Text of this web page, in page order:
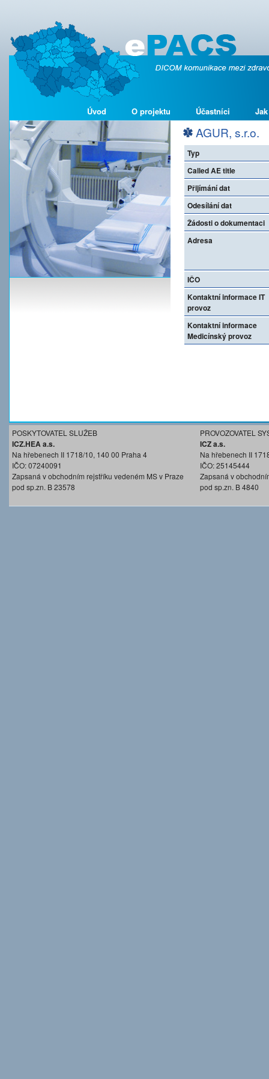
Úvod O projektu Účastníci
AGUR, s.r.o.
Typ
Called AE title
Přijímání dat
Odesílání dat
Žádosti o dokumentaci
Adresa
IČO
Kontaktní informace IT
provoz
Kontaktní informace
Medicínský provoz
POSKYTOVATEL SLUŽEB
ICZ.HEA a.s.
Na hřebenech II 1718/10, 140 00 Praha 4
IČO: 07240091
Zapsaná v obchodním rejstříku vedeném MS v Praze
pod sp.zn. B 23578
PROVOZOVATEL
ICZ a.s.
Na hřebenech II
IČO: 25145444
Zapsaná v
pod sp.zn. B 4840